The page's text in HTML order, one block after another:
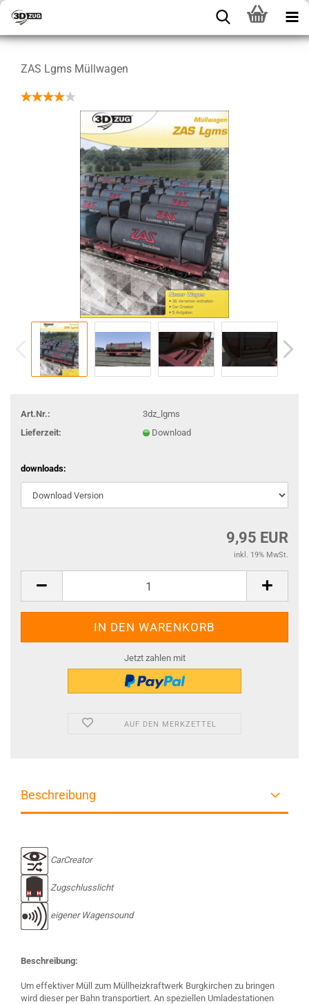
ZAS Lgms Müllwagen
Art.Nr.:
3dz_lgms
Lieferzeit:
Download
downloads:
9,95 EUR
inkl. 19% MwSt.
Jetzt zahlen mit
AUF DEN MERKZETTEL
Beschreibung
CarCreator
Zugschlusslicht
eigener Wagensound
Beschreibung:
Um effektiver Müll zum Müllheizkraftwerk Burgkirchen zu bringen
wird dieser per Bahn transportiert. An speziellen Umladestationen